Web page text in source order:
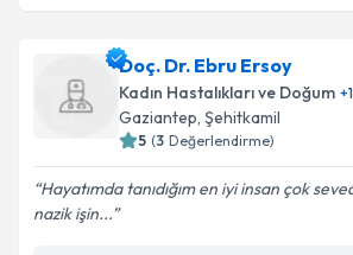
Dr. Öğr. Üyesi Çağdaş Demiroğlu
takvimi talebi oluşturun. Size bu
almanız için bir takvim
bilgilendireceğiz.
E-posta Adresiniz
Doç. Dr. Ebru Ersoy
Kadın Hastalıkları ve Doğum +1
Gaziantep, Şehitkamil
5 (3 Değerlendirme)
Hayatımda tanıdığım en iyi insan çok
nazik işin...